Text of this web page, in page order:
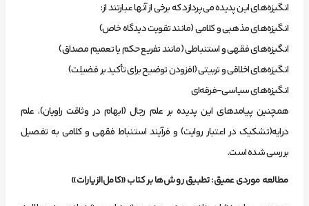
انگیزه‌های این پدیده می‌پردازد که برخی از آنها عبارتند از:
انگیزه‌های مذهبی و کلامی (مانند تقویت دیدگاه خاص)
انگیزه‌های فقهی و استنباطی (مانند تفریع حکم یا تعمیم مصداق)
انگیزه‌های اخلاقی و تربیتی (افزودن توضیح برای تأکید بر فضیلت)
انگیزه‌های سیاسی-فرقه‌ای
همچنین پیامدهای این پدیده بر علم رجال (ابهام در وثاقت راویان)، علم
درایه(تشکیک در اعتبار روایت) و فرآیند استنباط فقهی و کلامی به تفصیل
بررسی شده است.
مطالعه موردی عمیق: تطبیق روش‌ها بر کتاب «کامل‌الزیارات»